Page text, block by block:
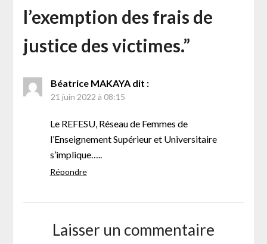
l’exemption des frais de
justice des victimes.”
Béatrice MAKAYA dit :
21 juin 2022 à 08:15
Le REFESU, Réseau de Femmes de
l’Enseignement Supérieur et Universitaire
s’implique…..
Répondre
Laisser un commentaire